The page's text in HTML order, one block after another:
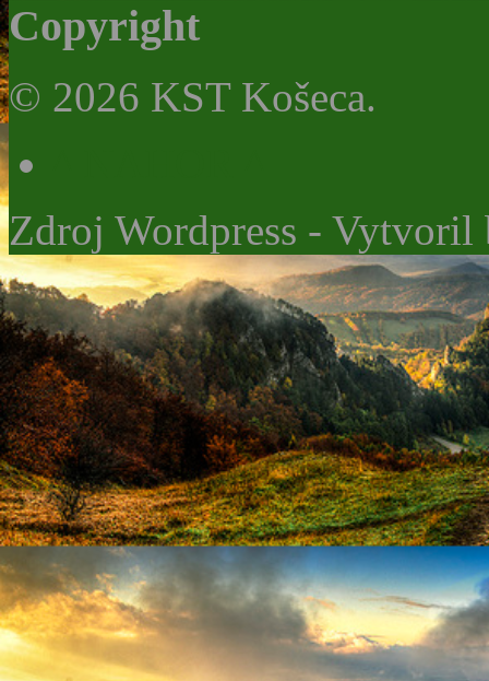
Copyright
© 2026 KST Košeca.
Zdroj Wordpress -